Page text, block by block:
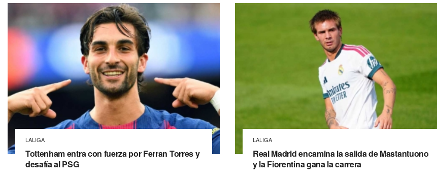
LALIGA
Tottenham entra con fuerza por Ferran Torres y
desafía al PSG
LALIGA
Real Madrid encamina la salida de Mastantuono
y la Fiorentina gana la carrera